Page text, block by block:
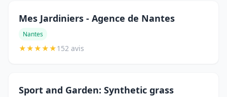
Mes Jardiniers - Agence de Nantes
Nantes
★★★★★152 avis
Sport and Garden: Synthetic grass